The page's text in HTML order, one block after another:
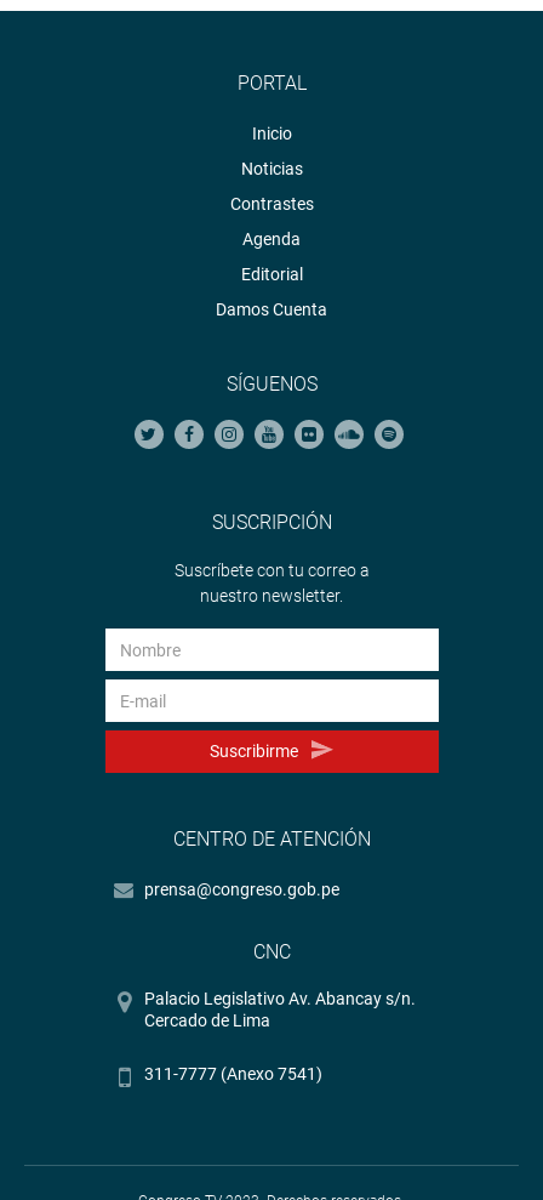
PORTAL
Inicio
Noticias
Contrastes
Agenda
Editorial
Damos Cuenta
SÍGUENOS
SUSCRIPCIÓN
Suscríbete con tu correo a
nuestro newsletter.
Suscribirme
CENTRO DE ATENCIÓN
prensa@congreso.gob.pe
CNC
Palacio Legislativo Av. Abancay s/n.
Cercado de Lima
311-7777 (Anexo 7541)